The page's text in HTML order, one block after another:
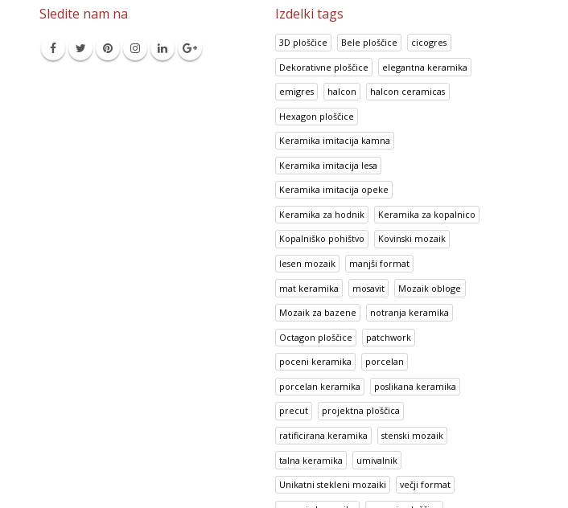
Sledite nam na Izdelki tags
3D ploščice Bele ploščice cicogres
Dekorativne ploščice elegantna keramika
emigres halcon halcon ceramicas
Hexagon ploščice
Keramika imitacija kamna
Keramika imitacija lesa
Keramika imitacija opeke
Keramika za hodnik Keramika za kopalnico
Kopalniško pohištvo Kovinski mozaik
lesen mozaik manjši format
mat keramika mosavit Mozaik obloge
Mozaik za bazene notranja keramika
Octagon ploščice patchwork
poceni keramika porcelan
porcelan keramika poslikana keramika
precut projektna ploščica
ratificirana keramika stenski mozaik
talna keramika umivalnik
Unikatni stekleni mozaiki večji format